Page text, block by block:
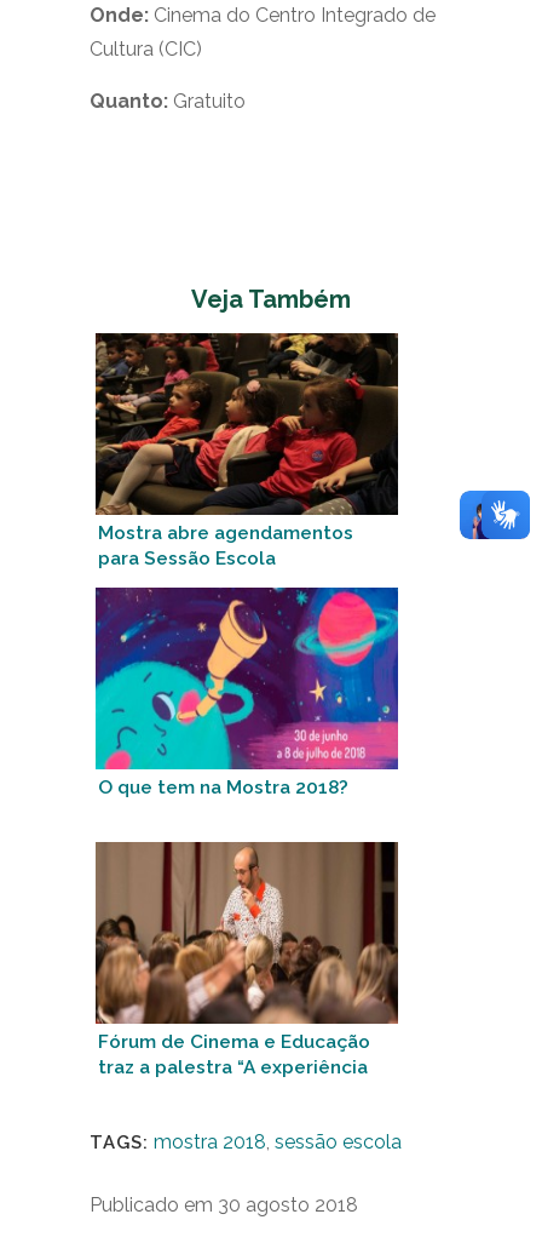
Onde: Cinema do Centro Integrado de
Cultura (CIC)
Quanto: Gratuito
Veja Também
Mostra abre agendamentos
para Sessão Escola
O que tem na Mostra 2018?
Fórum de Cinema e Educação
traz a palestra “A experiência
TAGS: mostra 2018, sessão escola
Publicado em 30 agosto 2018